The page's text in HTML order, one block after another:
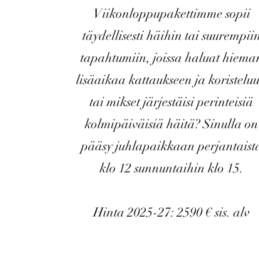
Viikonloppupakettimme sopii
täydellisesti häihin tai
tapahtumiin, joissa haluat
lisäaikaa kattaukseen ja
tai mikset järjestäisi perinteisiä
kolmipäiväisiä häitä? Sinulla on
pääsy juhlapaikkaan
klo 12 sunnuntaihin klo 15.
Hinta 2025-27: 2590 € sis. alv